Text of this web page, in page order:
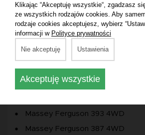
Massey Ferguson 174S
Massey Ferguson 194F
Massey Ferguson 3090 2WD
Massey Ferguson 360 2WD
Massey Ferguson 164V 4WD
Massey Ferguson 355 4WD
Massey Ferguson 393 4WD
Massey Ferguson 387 4WD
Klikając “Akceptuję wszystkie“, zgadzasz
ze wszystkich rodzajów cookies. Aby
rodzaje cookies akceptujesz, wybierz
informacji w Polityce prywatności
Nie akceptuję Ustawienia
Akceptuję wszystkie